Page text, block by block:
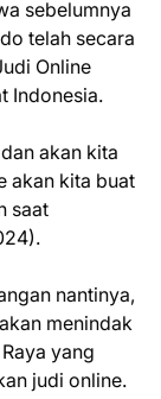
sebelumnya
telah secara
Online
Indonesia.
akan kita
akan kita buat
saat
nantinya,
menindak
yang
judi online.